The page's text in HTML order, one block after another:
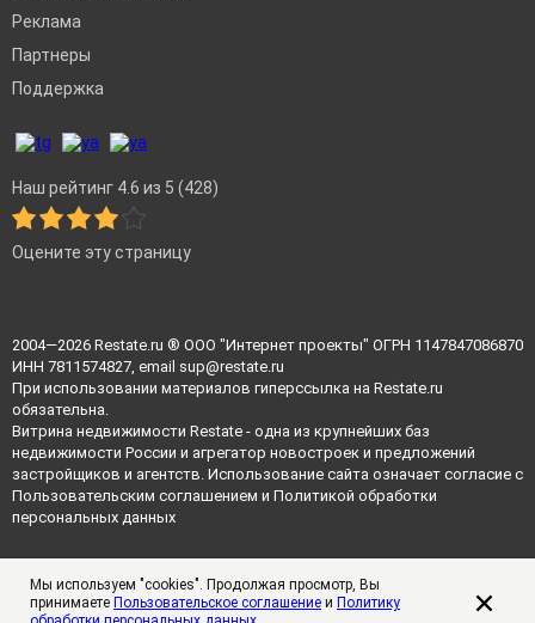
Реклама
Партнеры
Поддержка
Наш рейтинг 4.6 из 5 (428)
Оцените эту страницу
2004—2026 Restate.ru ® ООО "Интернет проекты" ОГРН 1147847086870
ИНН 7811574827, email sup@restate.ru
При использовании материалов гиперссылка на Restate.ru
обязательна.
Витрина недвижимости Restate - одна из крупнейших баз
недвижимости России и агрегатор новостроек и предложений
застройщиков и агентств. Использование сайта означает согласие с
Пользовательским соглашением и Политикой обработки
персональных данных
Мы используем "cookies". Продолжая просмотр, Вы
принимаете Пользовательское соглашение и Политику